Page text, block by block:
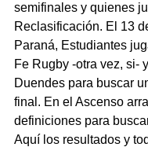
semifinales y quienes
Reclasificación. El 13
Paraná, Estudiantes
Fe Rugby -otra vez, si-
Duendes para buscar
final. En el Ascenso
definiciones para
Aquí los resultados y